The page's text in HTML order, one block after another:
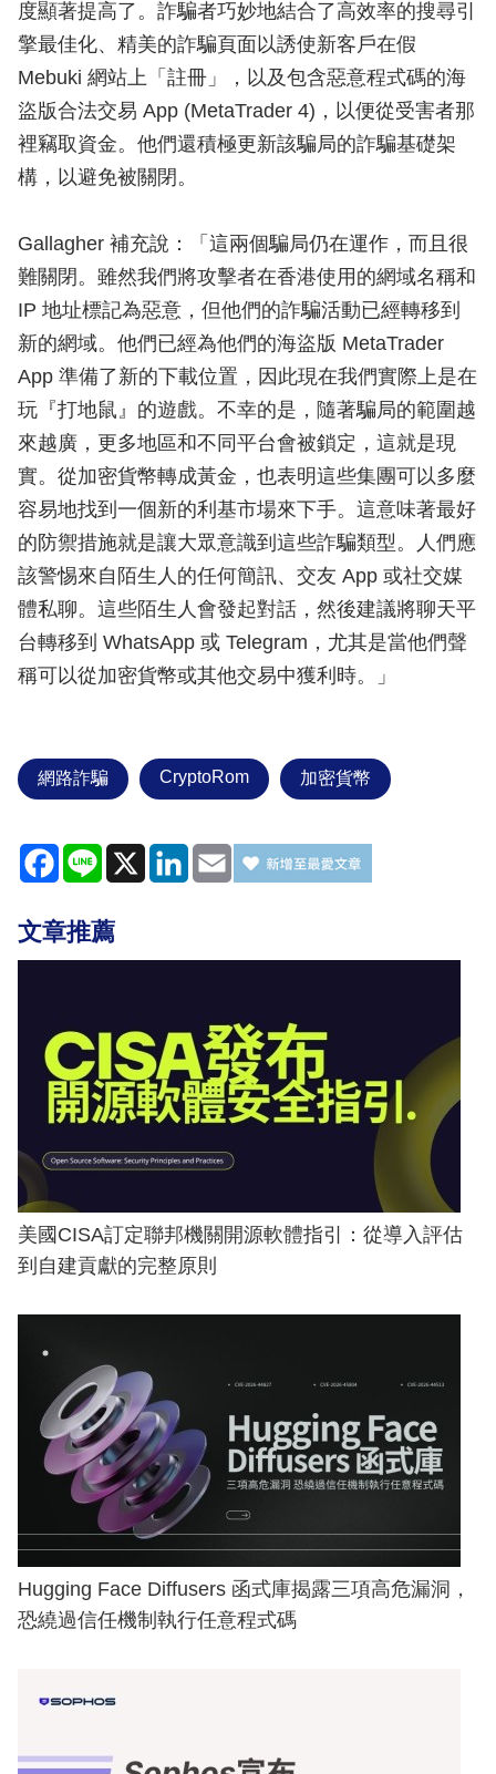
度顯著提高了。詐騙者巧妙地結合了高效率的搜尋引
擎最佳化、精美的詐騙頁面以誘使新客戶在假
Mebuki 網站上「註冊」，以及包含惡意程式碼的海
盜版合法交易 App (MetaTrader 4)，以便從受害者那
裡竊取資金。他們還積極更新該騙局的詐騙基礎架
構，以避免被關閉。
Gallagher 補充說：「這兩個騙局仍在運作，而且很
難關閉。雖然我們將攻擊者在香港使用的網域名稱和
IP 地址標記為惡意，但他們的詐騙活動已經轉移到
新的網域。他們已經為他們的海盜版 MetaTrader
App 準備了新的下載位置，因此現在我們實際上是在
玩『打地鼠』的遊戲。不幸的是，隨著騙局的範圍越
來越廣，更多地區和不同平台會被鎖定，這就是現
實。從加密貨幣轉成黃金，也表明這些集團可以多麼
容易地找到一個新的利基市場來下手。這意味著最好
的防禦措施就是讓大眾意識到這些詐騙類型。人們應
該警惕來自陌生人的任何簡訊、交友 App 或社交媒
體私聊。這些陌生人會發起對話，然後建議將聊天平
台轉移到 WhatsApp 或 Telegram，尤其是當他們聲
稱可以從加密貨幣或其他交易中獲利時。」
網路詐騙 CryptoRom 加密貨幣
Facebook
Line X LinkedIn
Email
文章推薦
美國CISA訂定聯邦機關開源軟體指引：從導入評估
到自建貢獻的完整原則
Hugging Face Diffusers 函式庫揭露三項高危漏洞，
恐繞過信任機制執行任意程式碼